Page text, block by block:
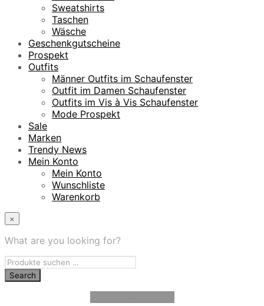
Sweatshirts
Taschen
Wäsche
Geschenkgutscheine
Prospekt
Outfits
Männer Outfits im Schaufenster
Outfit im Damen Schaufenster
Outfits im Vis à Vis Schaufenster
Mode Prospekt
Sale
Marken
Trendy News
Mein Konto
Mein Konto
Wunschliste
Warenkorb
×
What are you looking for?